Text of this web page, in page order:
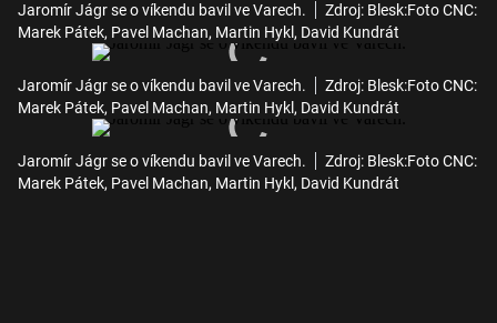
Jaromír Jágr se o víkendu bavil ve Varech.
Zdroj: Blesk:Foto CNC:
Marek Pátek, Pavel Machan, Martin Hykl, David Kundrát
Jaromír Jágr se o víkendu bavil ve Varech.
Zdroj: Blesk:Foto CNC:
Marek Pátek, Pavel Machan, Martin Hykl, David Kundrát
Jaromír Jágr se o víkendu bavil ve Varech.
Zdroj: Blesk:Foto CNC:
Marek Pátek, Pavel Machan, Martin Hykl, David Kundrát